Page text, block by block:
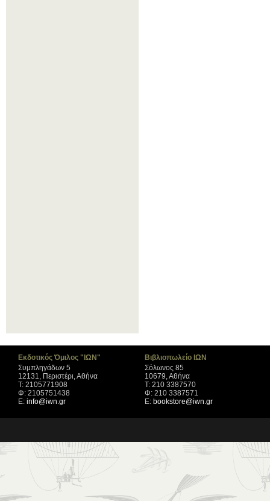
Εκδοτικός Όμιλος "ΙΩΝ"
Συμπληγάδων 5
12131, Περιστέρι, Αθήνα
Τ: 2105771908
Φ: 2105751438
Ε: info@iwn.gr
Βιβλιοπωλείο ΙΩΝ
Σόλωνος 85
10679, Αθήνα
Τ: 210 3387570
Φ: 210 3387571
Ε: bookstore@iwn.gr